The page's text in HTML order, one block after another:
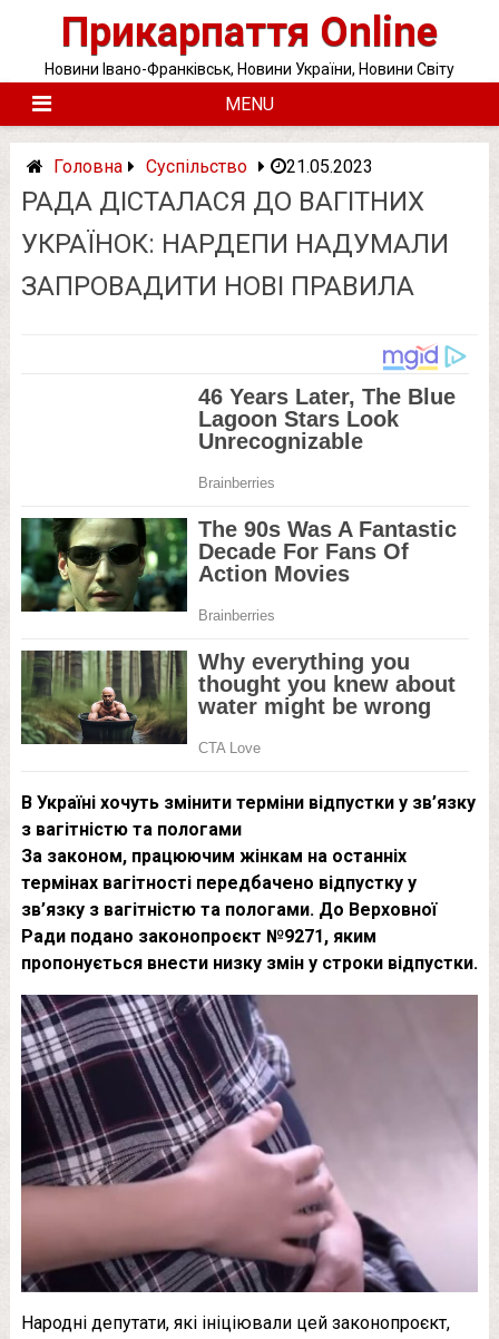
Прикарпаття Online
Новини Івано-Франківськ, Новини України, Новини Світу
MENU
Головна Суспільство 21.05.2023
РАДА ДІСТАЛАСЯ ДО ВАГІТНИХ
УКРАЇНОК: НАРДЕПИ НАДУМАЛИ
ЗАПРОВАДИТИ НОВІ ПРАВИЛА
В Україні хочуть змінити терміни відпустки у зв’язку
з вагітністю та пологами
За законом, працюючим жінкам на останніх
термінах вагітності передбачено відпустку у
зв’язку з вагітністю та пологами. До Верховної
Ради подано законопроєкт №9271, яким
пропонується внести низку змін у строки відпустки.
Народні депутати, які ініціювали цей законопроєкт,